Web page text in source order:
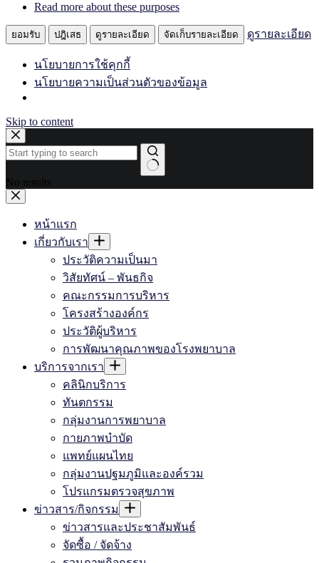
Read more about these purposes
ยอมรับ ปฎิเสธ ดูรายละเอียด จัดเก็บรายละเอียด ดูรายละเอียด
นโยบายการใช้คุกกี้
นโยบายความเป็นส่วนตัวของข้อมูล
Skip to content
No results
หน้าแรก
เกี่ยวกับเรา
ประวัติความเป็นมา
วิสัยทัศน์ – พันธกิจ
คณะกรรมการบริหาร
โครงสร้างองค์กร
ประวัติผู้บริหาร
การพัฒนาคุณภาพของโรงพยาบาล
บริการจากเรา
คลินิกบริการ
ทันตกรรม
กลุ่มงานการพยาบาล
กายภาพบำบัด
แพทย์แผนไทย
กลุ่มงานปฐมภูมิและองค์รวม
โปรแกรมตรวจสุขภาพ
ข่าวสาร/กิจกรรม
ข่าวสารและประชาสัมพันธ์
จัดซื้อ / จัดจ้าง